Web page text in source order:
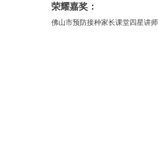
荣耀嘉奖：
佛山市预防接种家长课堂四星讲师